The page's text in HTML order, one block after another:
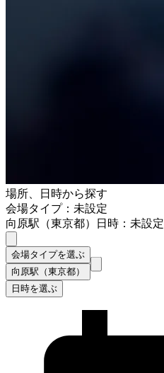
場所、日時から探す
会場タイプ：未設定
向原駅（東京都）
日時：未設定
会場タイプを選ぶ
向原駅（東京都）
日時を選ぶ